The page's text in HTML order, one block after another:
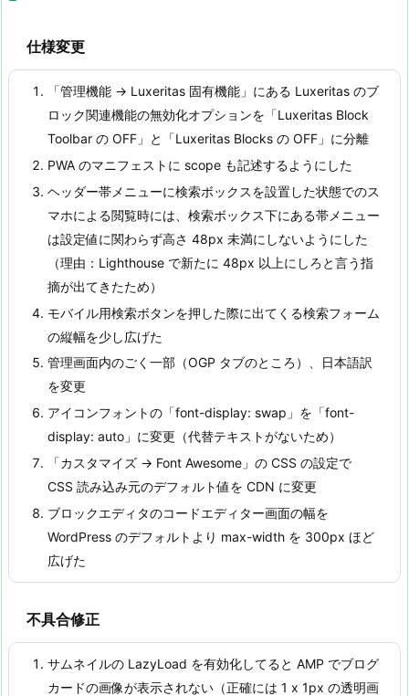
仕様変更
「管理機能 -> Luxeritas 固有機能」にある Luxeritas のブ
ロック関連機能の無効化オプションを「Luxeritas Block
Toolbar の OFF」と「Luxeritas Blocks の OFF」に分離
PWA のマニフェストに scope も記述するようにした
ヘッダー帯メニューに検索ボックスを設置した状態でのス
マホによる閲覧時には、検索ボックス下にある帯メニュー
は設定値に関わらず高さ 48px 未満にしないようにした
（理由：Lighthouse で新たに 48px 以上にしろと言う指
摘が出てきたため）
モバイル用検索ボタンを押した際に出てくる検索フォーム
の縦幅を少し広げた
管理画面内のごく一部（OGP タブのところ）、日本語訳
を変更
アイコンフォントの「font-display: swap」を「font-
display: auto」に変更（代替テキストがないため）
「カスタマイズ -> Font Awesome」の CSS の設定で
CSS 読み込み元のデフォルト値を CDN に変更
ブロックエディタのコードエディター画面の幅を
WordPress のデフォルトより max-width を 300px ほど
広げた
不具合修正
サムネイルの LazyLoad を有効化してると AMP でブログ
カードの画像が表示されない（正確には 1 x 1px の透明画